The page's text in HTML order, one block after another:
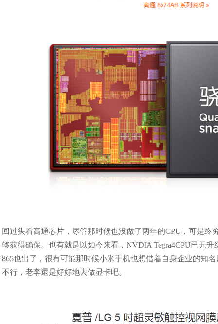
回过头看高通芯片，尽管那时候也没做了两年的CPU，可是
够获得确保。也有就是以如今来看，NVDIA Tegra4CPU已无
865也出了，很有可能那时候小米手机也想借着自身企业的知
不行，老李還是好好地去做显卡吧。